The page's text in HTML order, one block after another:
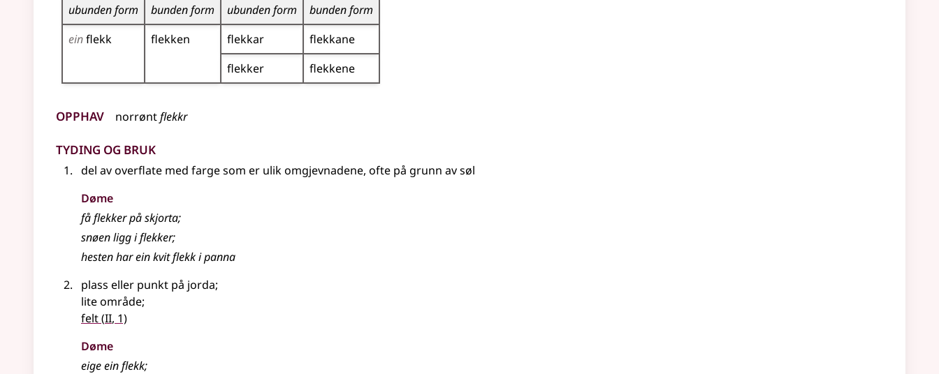
ubunden form
bunden form ubunden form
bunden form
einflekk flekken flekkar
flekkane
flekker
flekkene
Opphav norrøntflekkr
Tyding og bruk
del av overflate med farge som er ulik omgjevnadene, ofte på grunn av søl
Døme
få flekker på skjorta;
snøen ligg i flekker;
hesten har ein kvit flekk i panna
plass eller punkt på jorda;
lite område;
felt(2
II, 1)
Døme
eige ein flekk;